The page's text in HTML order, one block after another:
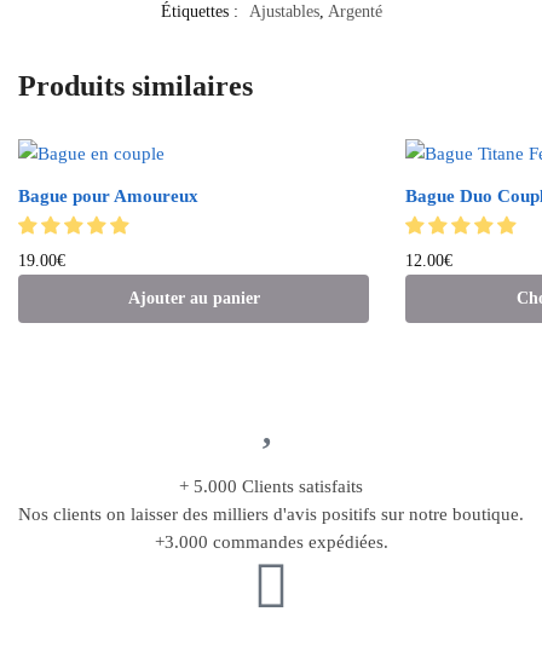
Étiquettes :
Ajustables, Argenté
Produits similaires
Bague pour Amoureux
19.00€
Ajouter au panier
Bague Duo
12.00€
+ 5.000 Clients satisfaits
Nos clients on laisser des milliers d'avis positifs sur notre boutique.
+3.000 commandes expédiées.